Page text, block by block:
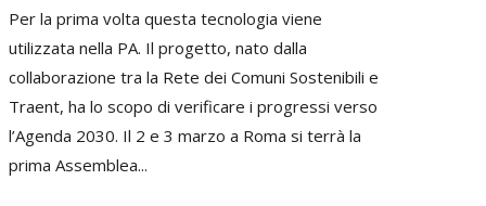
Per la prima volta questa tecnologia viene
utilizzata nella PA. Il progetto, nato dalla
collaborazione tra la Rete dei Comuni Sostenibili e
Traent, ha lo scopo di verificare i progressi verso
l’Agenda 2030. Il 2 e 3 marzo a Roma si terrà la
prima Assemblea...